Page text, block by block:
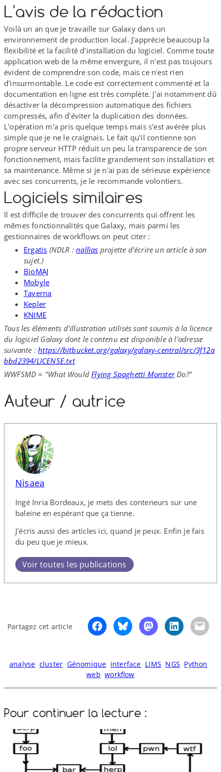
L'avis de la rédaction
Voilà un an que je travaille sur Galaxy dans un
environnement de production local. J'apprécie beaucoup la
flexibilité et la facilité d'installation du logiciel. Comme toute
application web de la même envergure, il n'est pas toujours
évident de comprendre son code, mais ce n'est rien
d'insurmontable. Le code est correctement commenté et la
documentation en ligne est très complète. J'ai notamment dû
désactiver la décompression automatique des fichiers
compressés, afin d'éviter la duplication des données.
L'opération m'a pris quelque temps mais s'est avérée plus
simple que je ne le craignais. Le fait qu'il contienne son
propre serveur HTTP réduit un peu la transparence de son
fonctionnement, mais facilite grandement son installation et
sa maintenance. Même si je n'ai pas de sérieuse expérience
avec ses concurrents, je le recommande volontiers.
Logiciels similaires
Il est difficile de trouver des concurrents qui offrent les
mêmes fonctionnalités que Galaxy, mais parmi les
gestionnaires de workflows on peut citer :
Ergatis (NDLR :nallias projette d'écrire un article à son
sujet.)
BioMAJ
Mobyle
Taverna
Kepler
KNIME
Tous les éléments d'illustration utilisés sont soumis à la licence
du logiciel Galaxy dont le contenu est disponible à l'adresse
suivante :https://​bitbucket​.org/​g​a​l​a​x​y​/​g​a​l​a​x​y​-​c​e​n​t​r​a​l​/​s​r​c​/​3​f​1​2​a​
b​b​d​2​3​9​4​/​L​I​C​E​N​S​E​.​txt
WWFSMD = "What Would Flying Spaghetti MonsterDo?"
Auteur /​ autrice
Nisaea
Ingé Inria Bordeaux, je mets des conteneurs sur une
baleine en espérant que ça tienne.
J'écris aussi des articles ici, quand je peux. Enfin je fais
du peu que je mieux.
Voir toutes les publications
Partagez cet article
analyse cluster Génomique interface LIMS NGS Python
web workflow
Pour continuer la lecture :